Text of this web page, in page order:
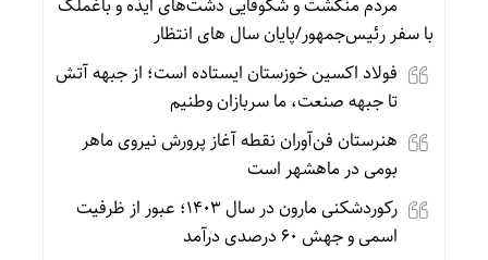
مردم منگشت و شکوفایی دشت‌های ایذه و باغملک
با سفر رئیس‌جمهور/پایان سال های انتظار
فولاد اکسین خوزستان ایستاده است؛ از جبهه آتش
تا جبهه صنعت، ما سربازان وطنیم
هنرستان فن‌آوران نقطه آغاز پرورش نیروی ماهر
بومی در ماهشهر است
رکوردشکنی مارون در سال ۱۴۰۳؛ عبور از ظرفیت
اسمی و جهش ۶۰ درصدی درآمد